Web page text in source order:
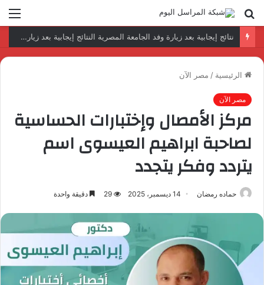
بحث
عن
رئيس المكتب التنفيذي للمجلس العربي للاختصاصات الصحية يبحث مع الأمين العام لجامعة الدول العربية تعزيز التعاون لتطوير النظم الصحية العربية
الرئيسية / مصر الآن
مصر الآن
مركز الأمصال وإختبارات الحساسية
لصاحبة ابراهيم العيسوى اسم
يتردد وفكر يتجدد
حماده رمضان 14 ديسمبر، 2025 29 دقيقة واحدة